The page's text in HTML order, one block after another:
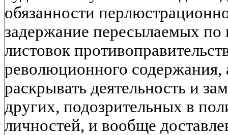
обязанности
задержание пересылаемых по
листовок
революционного содержания,
раскрывать деятельность и
других, подозрительных в
личностей, и вообще